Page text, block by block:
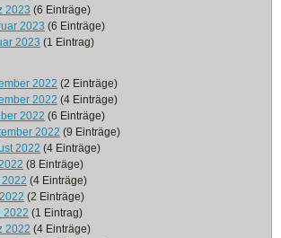
2023 (6 Einträge)
2023 (6 Einträge)
2023 (1 Eintrag)
2022 (2 Einträge)
2022 (4 Einträge)
2022 (6 Einträge)
2022 (9 Einträge)
2022 (4 Einträge)
(8 Einträge)
(4 Einträge)
(2 Einträge)
2022 (1 Eintrag)
2022 (4 Einträge)